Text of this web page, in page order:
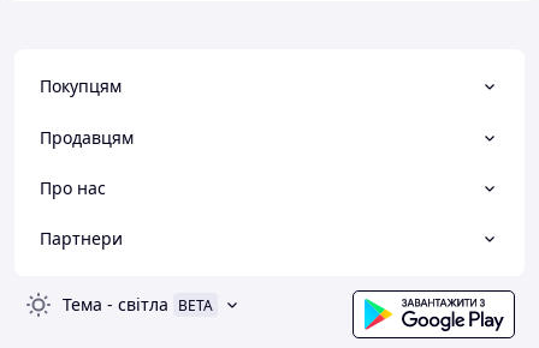
Покупцям
Продавцям
Про нас
Партнери
Тема - світла BETA